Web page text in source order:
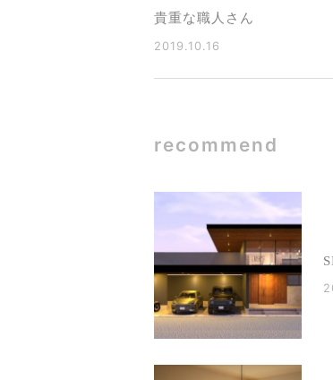
貴重な職人さん
2019.10.16
recommend